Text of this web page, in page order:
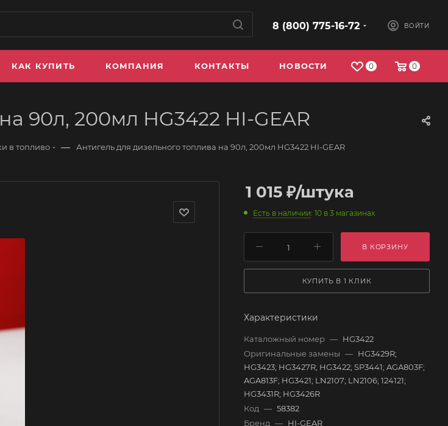
8 (800) 775-16-72 ВОЙТИ
0 0
КАК КУПИТЬ КОМПАНИЯ КОНТАКТЫ НОВОСТИ
90л, 200мл HG3422 HI-GEAR
в топливо — Антигель для дизельного топлива на 90л, 200мл HG3422 HI-GEAR
1 015 ₽/штука
Есть в наличии: 10 в 3 магазинах
В КОРЗИНУ
КУПИТЬ В 1 КЛИК
Характеристики
Каталожный номер — HG3422
Оригинальные замены — HG3429R;
HG3423; HG3427R; HG3422; SP3441; AGA803F;
AGA813F; HG3421; LN2107; LN2106; 124121;
HG3431R; HG3426R
Код — 58382
Бренд — HI-GEAR